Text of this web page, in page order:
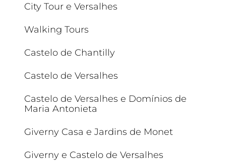
City Tour e Versalhes
Walking Tours
Castelo de Chantilly
Castelo de Versalhes
Castelo de Versalhes e Domínios de
Maria Antonieta
Giverny Casa e Jardins de Monet
Giverny e Castelo de Versalhes